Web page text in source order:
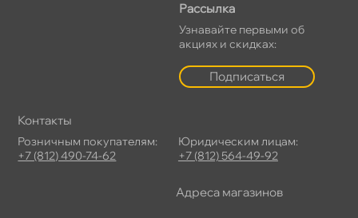
Рассылка
Узнавайте первыми о
акциях и скидках:
Подписаться
Контакты
Розничным покупателям:
+7 (812) 490-74-62
Юридическим лицам:
+7 (812) 564-49-92
Адреса магазино